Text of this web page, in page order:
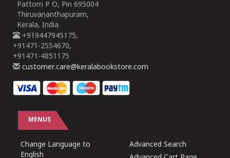
Pattom P O, Pin 695004
Thiruvananthapuram,
Kerala, India.
+919447945175,
+91471-2554670,
+91471-4851175
customer.care@keralabookstore.com
MENUS
Change Language to
English
Advanced Search